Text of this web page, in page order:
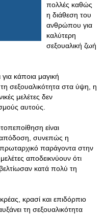
πολλές καθώς
η διάθεση του
ανθρώπου για
καλύτερη
σεξουαλική ζωή
κάποια μαγική
σεξουαλικότητα στα ύψη, η
μελέτες δεν
αυτούς.
είναι
απόδοση, συνεπώς η
πρωταρχικό παράγοντα στην
αποδεικνύουν ότι
κατά πολύ τη
κρασί και επιδόρπιο
τη σεξουαλικότητα